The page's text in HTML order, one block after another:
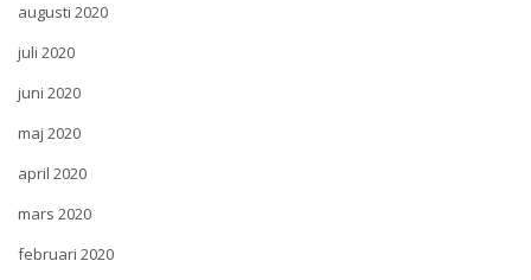
augusti 2020
juli 2020
juni 2020
maj 2020
april 2020
mars 2020
februari 2020